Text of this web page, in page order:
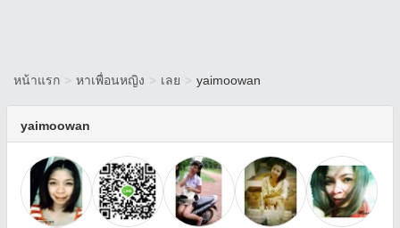
หน้าแรก > หาเพื่อนหญิง > เลย > yaimoowan
yaimoowan